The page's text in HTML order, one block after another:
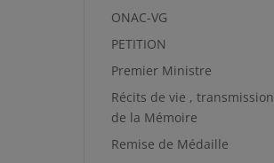
ONAC-VG
PETITION
Premier Ministre
Récits de vie , transmission
de la Mémoire
Remise de Médaille